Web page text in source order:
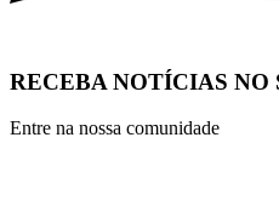
RECEBA NOTÍCIAS NO
Entre na nossa comunidade